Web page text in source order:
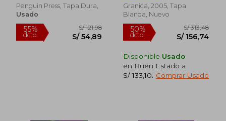
Governments, and
Warps our
Inglés)
Penguin Press, Tapa Dura,
Usado
Granica, 2005, Tapa
Blanda, Nuevo
Disponible Usado
en Buen Estado a
S/ 133,10
Comprar Usado